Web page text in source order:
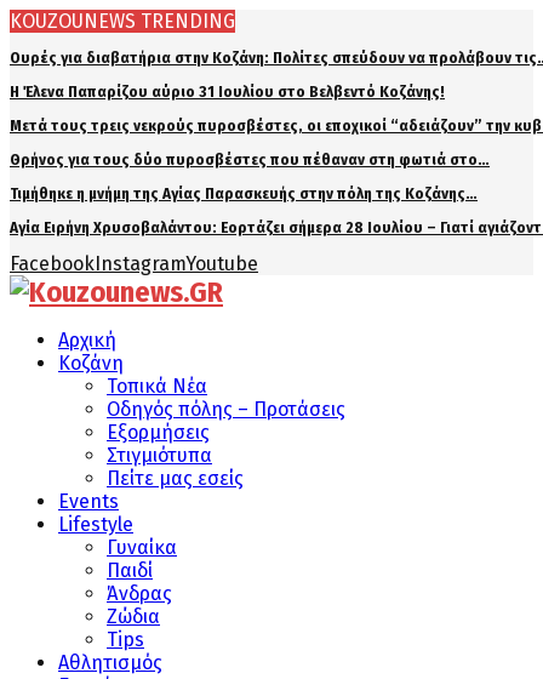
KOUZOUNEWS TRENDING
Ουρές για διαβατήρια στην Κοζάνη: Πολίτες σπεύδουν να προλάβουν
Η Έλενα Παπαρίζου αύριο 31 Ιουλίου στο Βελβεντό Κοζάνης!
Μετά τους τρεις νεκρούς πυροσβέστες, οι εποχικοί “αδειάζουν” την
Θρήνος για τους δύο πυροσβέστες που πέθαναν στη φωτιά στο…
Τιμήθηκε η μνήμη της Αγίας Παρασκευής στην πόλη της Κοζάνης…
Αγία Ειρήνη Χρυσοβαλάντου: Εορτάζει σήμερα 28 Ιουλίου – Γιατί
FacebookInstagramYoutube
Αρχική
Κοζάνη
Τοπικά Νέα
Οδηγός πόλης – Προτάσεις
Εξορμήσεις
Στιγμιότυπα
Πείτε μας εσείς
Events
Lifestyle
Γυναίκα
Παιδί
Άνδρας
Ζώδια
Tips
Αθλητισμός